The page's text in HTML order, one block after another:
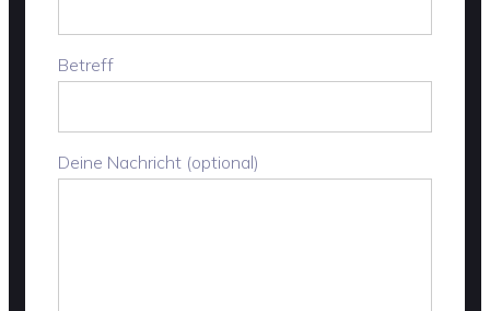
Betreff
Deine Nachricht (optional)